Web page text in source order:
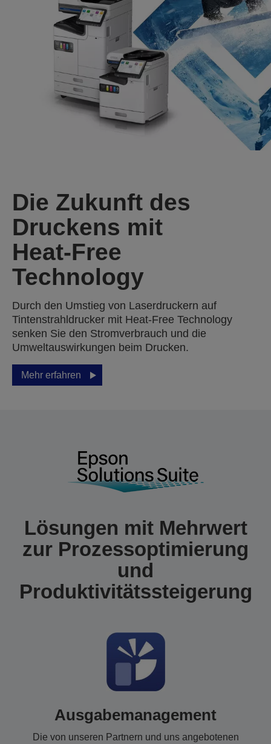
Die Zukunft des
Druckens mit
Heat‑Free
Technology
Durch den Umstieg von Laserdruckern auf
Tintenstrahldrucker mit Heat-Free Technology
senken Sie den Stromverbrauch und die
Umweltauswirkungen beim Drucken.
Mehr erfahren
Lösungen mit Mehrwert
zur Prozessoptimierung
und
Produktivitätssteigerung
Ausgabemanagement
Die von unseren Partnern und uns angebotenen